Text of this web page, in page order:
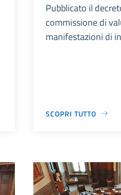
Pubblicato il
commissione di
manifestazioni di
SCOPRI TUTTO